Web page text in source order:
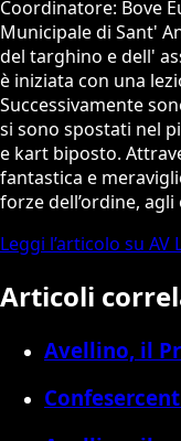
Coordinatore: Bove
Municipale di Sant'
del targhino e dell'
è iniziata con una
Successivamente
si sono spostati nel
e kart biposto.
fantastica e
forze dell’ordine,
Leggi l’articolo su AV
Articoli
Avellino, il